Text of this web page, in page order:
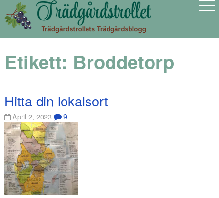
Etikett: Broddetorp
Hitta din lokalsort
April 2, 2023 9